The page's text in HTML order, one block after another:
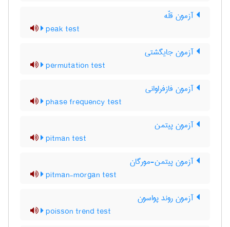
آزمون قلّه
peak test
آزمون جایگشتی
permutation test
آزمون فازفراوانی
phase frequency test
آزمون پیتمن
pitman test
آزمون پیتمن-مورگان
pitman-morgan test
آزمون روند پواسون
poisson trend test